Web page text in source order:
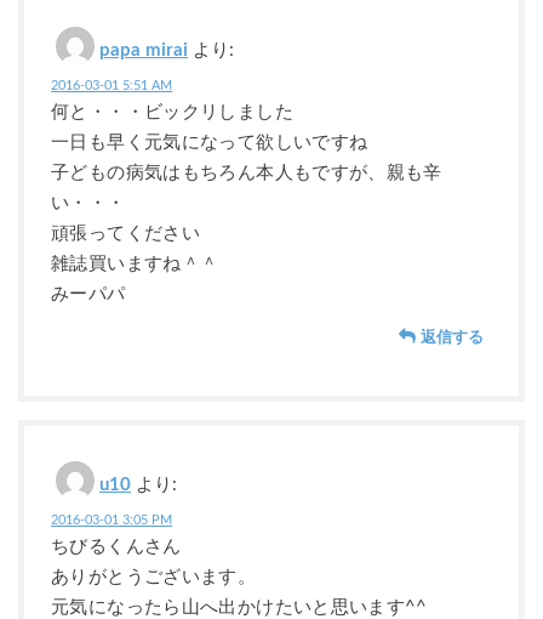
papa mirai より:
2016-03-01 5:51 AM
何と・・・ビックリしました
一日も早く元気になって欲しいですね
子どもの病気はもちろん本人もですが、親も辛
い・・・
頑張ってください
雑誌買いますね＾＾
みーパパ
返信する
u10 より:
2016-03-01 3:05 PM
ちびるくんさん
ありがとうございます。
元気になったら山へ出かけたいと思います^^